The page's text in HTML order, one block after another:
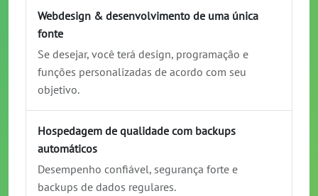
Webdesign & desenvolvimento de uma única
fonte
Se desejar, você terá design, programação e
funções personalizadas de acordo com seu
objetivo.
Hospedagem de qualidade com backups
automáticos
Desempenho confiável, segurança forte e
backups de dados regulares.